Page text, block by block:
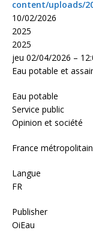
content/uploads/
10/02/2026
2025
2025
jeu 02/04/2026 –
Eau potable et
Eau potable
Service public
Opinion et société
France
Langue
FR
Publisher
OiEau